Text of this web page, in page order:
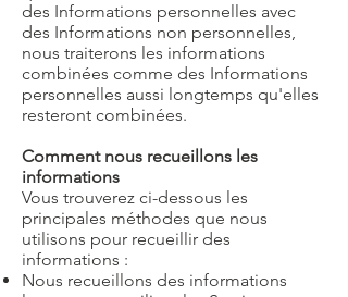
des Informations personnelles avec
des Informations non personnelles,
nous traiterons les informations
combinées comme des Informations
personnelles aussi longtemps qu'elles
resteront combinées.
Comment nous recueillons les
informations
Vous trouverez ci-dessous les
principales méthodes que nous
utilisons pour recueillir des
informations :
Nous recueillons des informations